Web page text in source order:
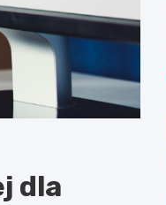
dla